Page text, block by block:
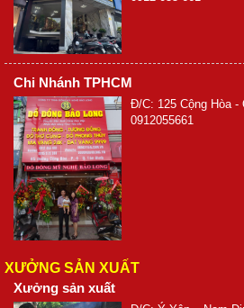
Chi Nhánh TPHCM
Đ/C: 125 Cộng Hòa -
0912055661
XƯỞNG SẢN XUẤT
Xưởng sản xuất